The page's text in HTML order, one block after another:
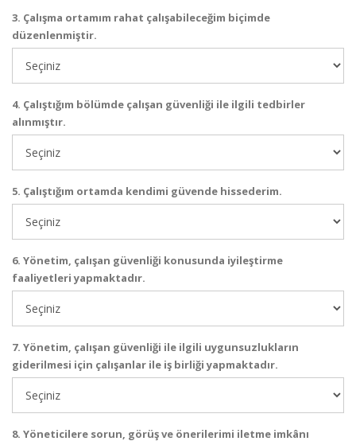
3. Çalışma ortamım rahat çalışabileceğim biçimde
düzenlenmiştir.
4. Çalıştığım bölümde çalışan güvenliği ile ilgili tedbirler
alınmıştır.
5. Çalıştığım ortamda kendimi güvende hissederim.
6. Yönetim, çalışan güvenliği konusunda iyileştirme
faaliyetleri yapmaktadır.
7. Yönetim, çalışan güvenliği ile ilgili uygunsuzlukların
giderilmesi için çalışanlar ile iş birliği yapmaktadır.
8. Yöneticilere sorun, görüş ve önerilerimi iletme imkânı